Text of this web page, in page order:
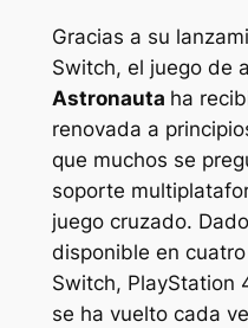
Gracias a su
Switch, el juego de
Astronauta ha
renovada a
que muchos se
soporte
juego cruzado.
disponible en
Switch, PlayStation
se ha vuelto cada